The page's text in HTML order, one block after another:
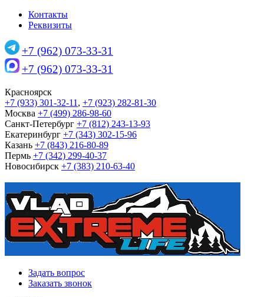
Контакты
Реквизиты
+7 (962) 073-33-31
+7 (962) 073-33-31
Красноярск
+7 (933) 301-32-11 , +7 (923) 282-81-30
Москва +7 (499) 286-98-60
Санкт-Петербург +7 (812) 243-13-93
Екатеринбург +7 (343) 302-15-96
Казань +7 (843) 216-80-89
Пермь +7 (342) 299-40-37
Новосибирск +7 (383) 210-63-40
Задать вопрос
Заказать звонок